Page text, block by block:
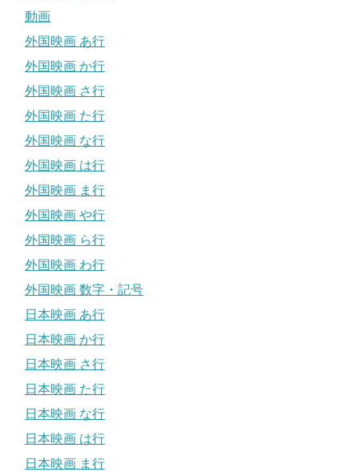
動画
外国映画 あ行
外国映画 か行
外国映画 さ行
外国映画 た行
外国映画 な行
外国映画 は行
外国映画 ま行
外国映画 や行
外国映画 ら行
外国映画 わ行
外国映画 数字・記号
日本映画 あ行
日本映画 か行
日本映画 さ行
日本映画 た行
日本映画 な行
日本映画 は行
日本映画 ま行